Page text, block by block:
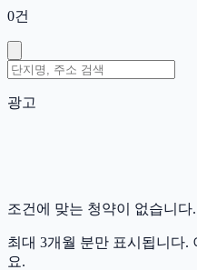
0건
광고
조건에 맞는 청약이 없습니다.
최대 3개월 분만 표시됩니다.
요.